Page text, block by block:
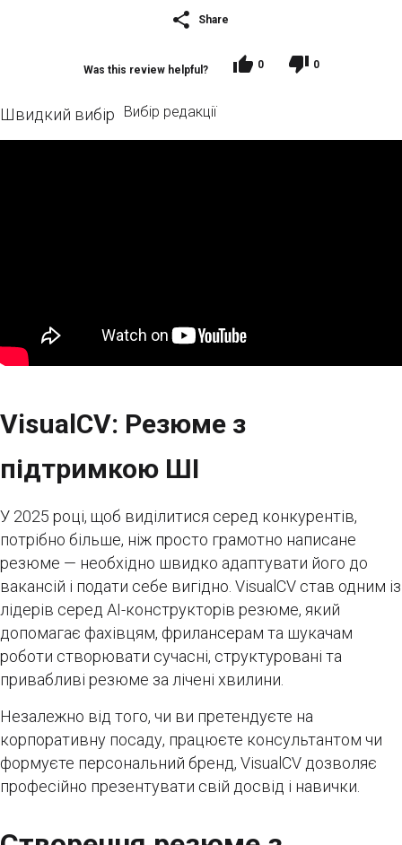
Share
Was this review helpful? 0 0
Швидкий вибір Вибір редакції
VisualCV: Резюме з
підтримкою ШІ
У 2025 році, щоб виділитися серед конкурентів,
потрібно більше, ніж просто грамотно написане
резюме — необхідно швидко адаптувати його до
вакансій і подати себе вигідно. VisualCV став одним із
лідерів серед AI-конструкторів резюме, який
допомагає фахівцям, фрилансерам та шукачам
роботи створювати сучасні, структуровані та
привабливі резюме за лічені хвилини.
Незалежно від того, чи ви претендуєте на
корпоративну посаду, працюєте консультантом чи
формуєте персональний бренд, VisualCV дозволяє
професійно презентувати свій досвід і навички.